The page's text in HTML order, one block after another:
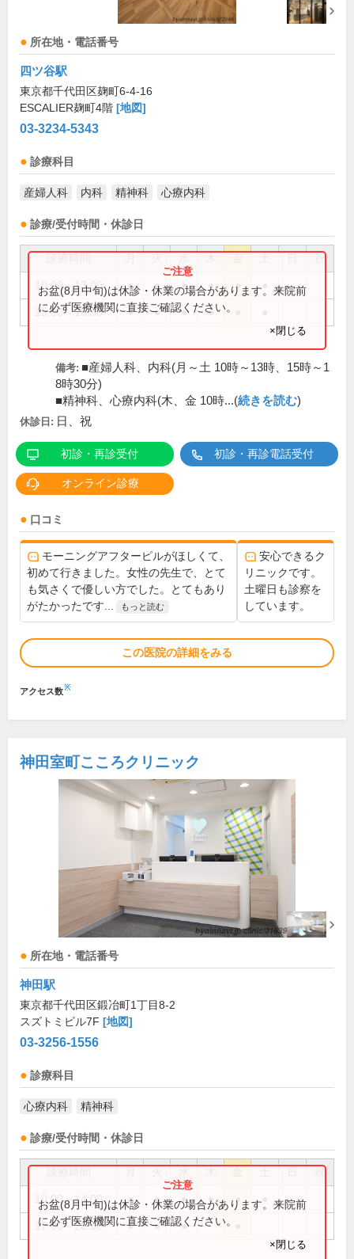
所在地・電話番号
四ツ谷駅
東京都千代田区麹町6-4-16
ESCALIER麹町4階 [地図]
03-3234-5343
診療科目
産婦人科 内科 精神科 心療内科
診療/受付時間・休診日
祝
10:00～13:00 ● ● ● ● ●
15:00～18:30 ● ● ● ●
お盆(8月中旬)は休診・休業の場合があります。来院前
に必ず医療機関に直接ご確認ください。
×閉じる
備考: ■産婦人科、内科(月～土 10時～13時、15時～1
8時30分)
■精神科、心療内科(木、金 10時...(続きを読む)
休診日: 日、祝
初診・再診受付 初診・再診電話受付
オンライン診療
口コミ
モーニングアフターピルがほしくて、
初めて行きました。女性の先生で、とて
も気さくで優しい方でした。とてもあり
がたかったです...
もっと読む
安心できるク
リニックです。
土曜日も診察を
しています。
この医院の詳細をみる
アクセス数※
神田室町こころクリニック
所在地・電話番号
神田駅
東京都千代田区鍛冶町1丁目8-2
スズトミビル7F [地図]
03-3256-1556
診療科目
心療内科 精神科
診療/受付時間・休診日
祝
10:00～14:00 ● ● ● ● ●
17:00～20:00 ● ● ●
お盆(8月中旬)は休診・休業の場合があります。来院前
に必ず医療機関に直接ご確認ください。
×閉じる